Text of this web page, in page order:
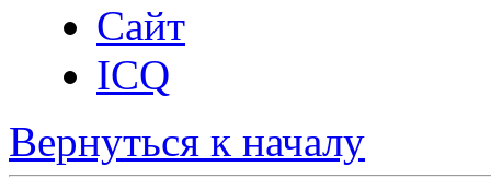
Сайт
ICQ
Вернуться к началу